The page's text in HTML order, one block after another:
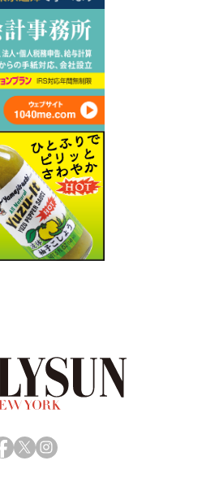
Facebook
X Instagram